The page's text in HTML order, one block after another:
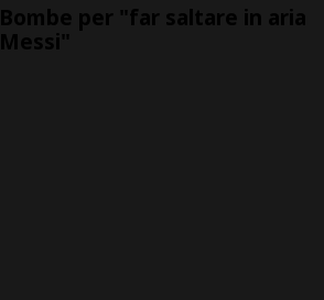
Bombe per "far saltare in aria
Messi"